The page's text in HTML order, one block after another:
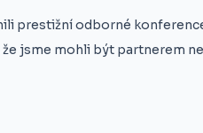
prestižní odborné
že jsme mohli být partnerem